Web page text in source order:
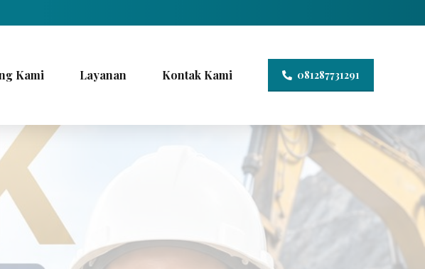
081287731291
Kami Layanan Kontak Kami